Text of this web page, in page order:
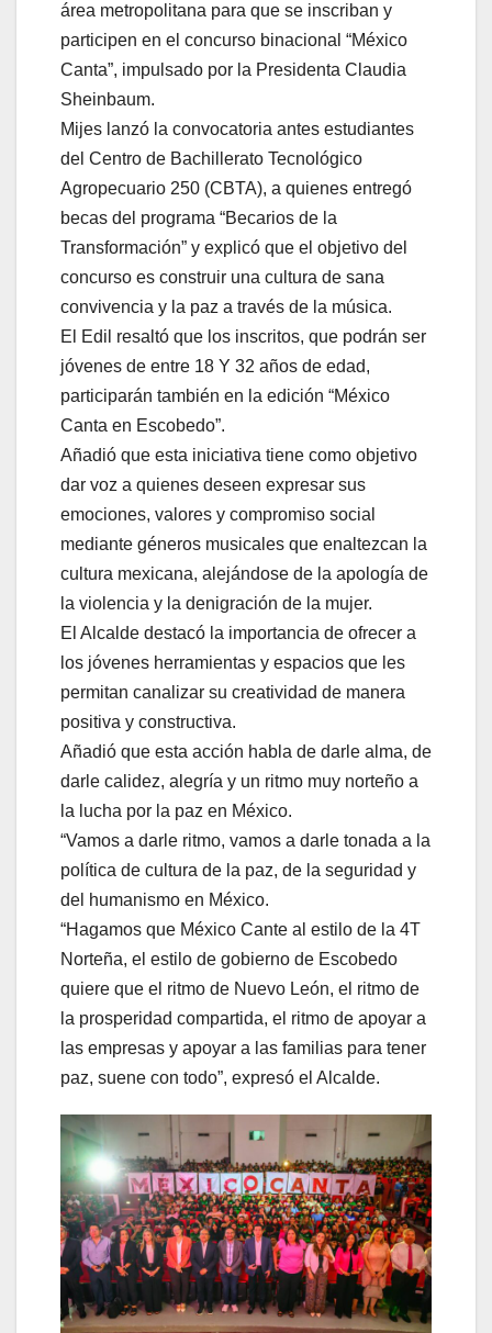
área metropolitana para que se inscriban y
participen en el concurso binacional “México
Canta”, impulsado por la Presidenta Claudia
Sheinbaum.
Mijes lanzó la convocatoria antes estudiantes
del Centro de Bachillerato Tecnológico
Agropecuario 250 (CBTA), a quienes entregó
becas del programa “Becarios de la
Transformación” y explicó que el objetivo del
concurso es construir una cultura de sana
convivencia y la paz a través de la música.
El Edil resaltó que los inscritos, que podrán ser
jóvenes de entre 18 Y 32 años de edad,
participarán también en la edición “México
Canta en Escobedo”.
Añadió que esta iniciativa tiene como objetivo
dar voz a quienes deseen expresar sus
emociones, valores y compromiso social
mediante géneros musicales que enaltezcan la
cultura mexicana, alejándose de la apología de
la violencia y la denigración de la mujer.
El Alcalde destacó la importancia de ofrecer a
los jóvenes herramientas y espacios que les
permitan canalizar su creatividad de manera
positiva y constructiva.
Añadió que esta acción habla de darle alma, de
darle calidez, alegría y un ritmo muy norteño a
la lucha por la paz en México.
“Vamos a darle ritmo, vamos a darle tonada a la
política de cultura de la paz, de la seguridad y
del humanismo en México.
“Hagamos que México Cante al estilo de la 4T
Norteña, el estilo de gobierno de Escobedo
quiere que el ritmo de Nuevo León, el ritmo de
la prosperidad compartida, el ritmo de apoyar a
las empresas y apoyar a las familias para tener
paz, suene con todo”, expresó el Alcalde.